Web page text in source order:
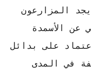
المزارعون
عن الأسمدة
على بدائل
في المدى